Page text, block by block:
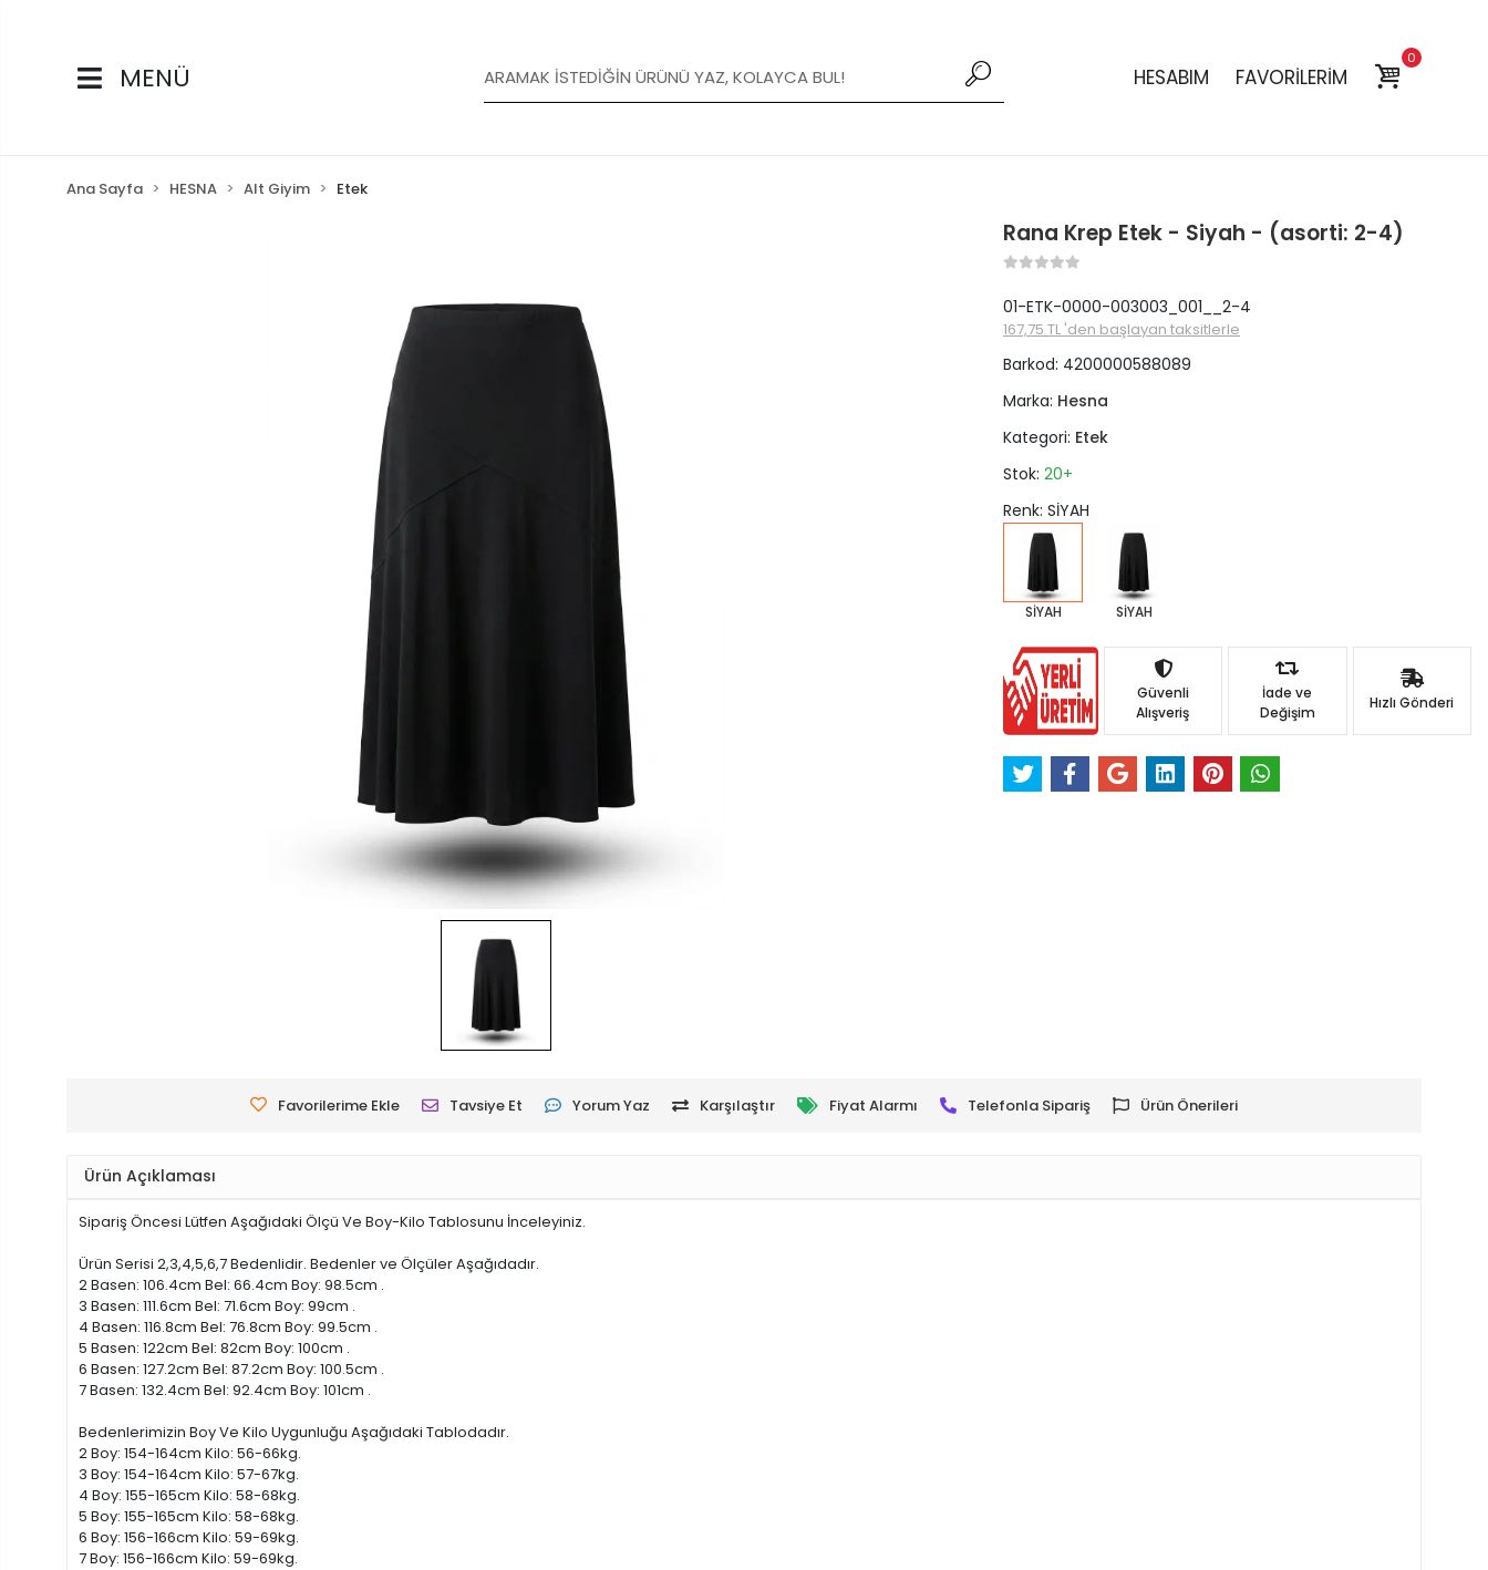
MENÜ HESABIM FAVORİLERİM
0
Ana Sayfa HESNA Alt Giyim Etek
Rana Krep Etek - Siyah - (asorti: 2-4)
01-ETK-0000-003003_001__2-4
167,75 TL 'den başlayan taksitlerle
Barkod: 4200000588089
Marka: Hesna
Kategori: Etek
Stok: 20+
Renk: SİYAH
SİYAH SİYAH
Güvenli
Alışveriş
İade ve
Değişim
Hızlı Gönderi
Favorilerime Ekle Tavsiye Et Yorum Yaz Karşılaştır Fiyat Alarmı Telefonla Sipariş Ürün Önerileri
Ürün Açıklaması
Sipariş Öncesi Lütfen Aşağıdaki Ölçü Ve Boy-Kilo Tablosunu İnceleyiniz.
Ürün Serisi 2,3,4,5,6,7 Bedenlidir. Bedenler ve Ölçüler Aşağıdadır.
2 Basen: 106.4cm Bel: 66.4cm Boy: 98.5cm .
3 Basen: 111.6cm Bel: 71.6cm Boy: 99cm .
4 Basen: 116.8cm Bel: 76.8cm Boy: 99.5cm .
5 Basen: 122cm Bel: 82cm Boy: 100cm .
6 Basen: 127.2cm Bel: 87.2cm Boy: 100.5cm .
7 Basen: 132.4cm Bel: 92.4cm Boy: 101cm .
Bedenlerimizin Boy Ve Kilo Uygunluğu Aşağıdaki Tablodadır.
2 Boy: 154-164cm Kilo: 56-66kg.
3 Boy: 154-164cm Kilo: 57-67kg.
4 Boy: 155-165cm Kilo: 58-68kg.
5 Boy: 155-165cm Kilo: 58-68kg.
6 Boy: 156-166cm Kilo: 59-69kg.
7 Boy: 156-166cm Kilo: 59-69kg.